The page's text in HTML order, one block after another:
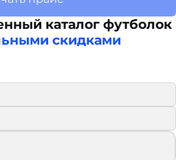
каталог футболок
скидками